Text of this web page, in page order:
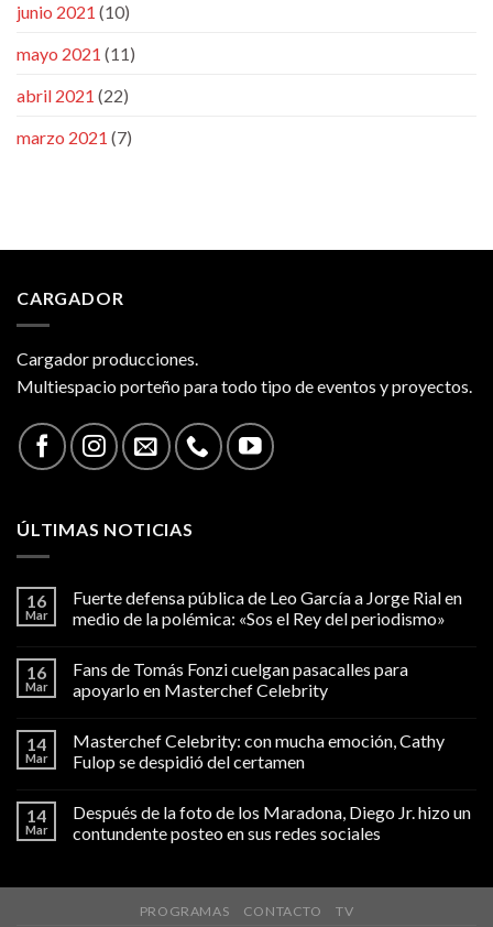
junio 2021 (10)
mayo 2021 (11)
abril 2021 (22)
marzo 2021 (7)
CARGADOR
Cargador producciones.
Multiespacio porteño para todo tipo de eventos y proyectos.
ÚLTIMAS NOTICIAS
16
Mar
Fuerte defensa pública de Leo García a Jorge Rial en
medio de la polémica: «Sos el Rey del periodismo»
16
Mar
Fans de Tomás Fonzi cuelgan pasacalles para
apoyarlo en Masterchef Celebrity
14
Mar
Masterchef Celebrity: con mucha emoción, Cathy
Fulop se despidió del certamen
14
Mar
Después de la foto de los Maradona, Diego Jr. hizo un
contundente posteo en sus redes sociales
PROGRAMAS CONTACTO TV